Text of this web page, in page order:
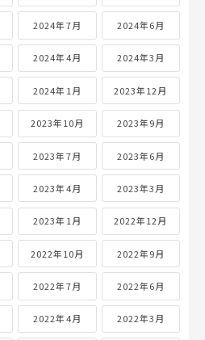
2024年7月 2024年6月
2024年4月 2024年3月
2024年1月 2023年12月
2023年10月 2023年9月
2023年7月 2023年6月
2023年4月 2023年3月
2023年1月 2022年12月
2022年10月 2022年9月
2022年7月 2022年6月
2022年4月 2022年3月